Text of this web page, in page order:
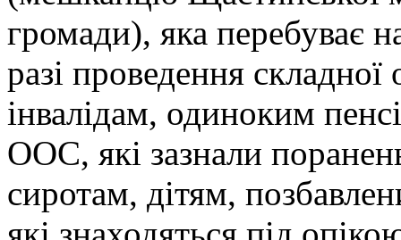
громади), яка перебуває
разі проведення
інвалідам, одиноким
ООС, які зазнали
сиротам, дітям,